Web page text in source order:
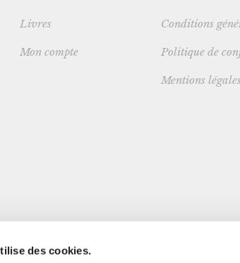
des cookies.
Livres
Mon compte
Conditions
Politique de
Mentions légales